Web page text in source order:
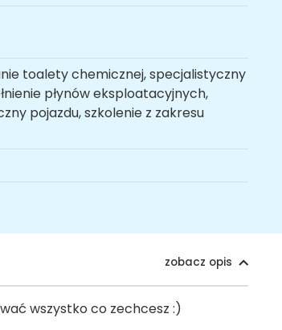
toalety chemicznej, specjalistyczny
płynów eksploatacyjnych,
pojazdu, szkolenie z zakresu
zobacz opis
wszystko co zechcesz :)